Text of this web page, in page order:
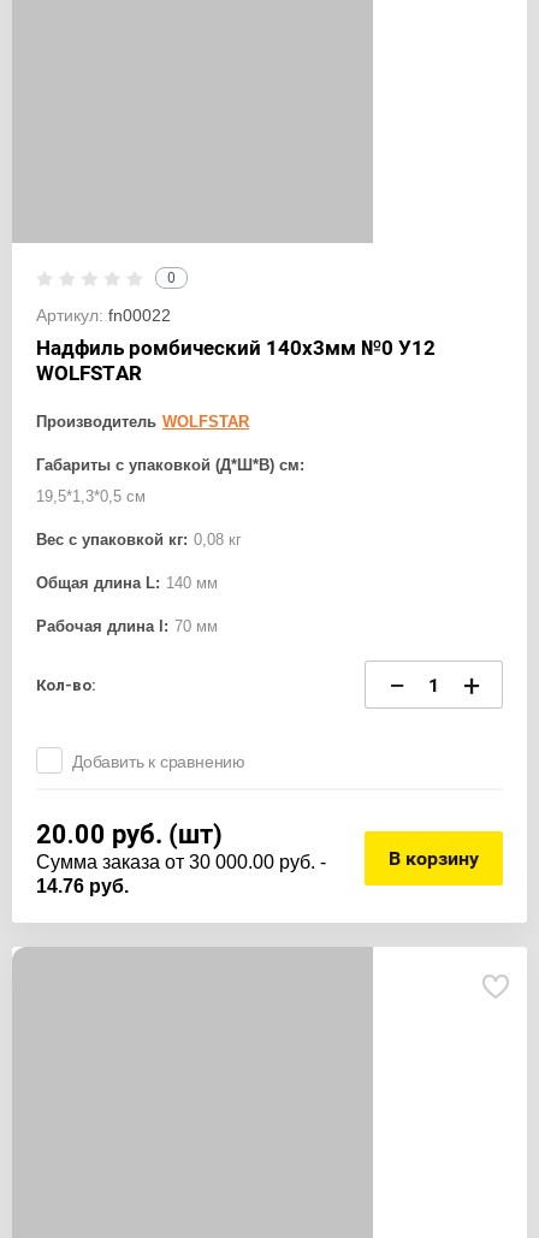
0
Артикул: fn00022
Надфиль ромбический 140х3мм №0 У12
WOLFSTAR
Производитель WOLFSTAR
Габариты с упаковкой (Д*Ш*В) см:
19,5*1,3*0,5 см
Вес с упаковкой кг: 0,08 кг
Общая длина L: 140 мм
Рабочая длина l: 70 мм
Кол-во: − +
Добавить к сравнению
20.00 руб. (шт)
Cумма заказа от 30 000.00 руб. -
14.76 руб.
В корзину